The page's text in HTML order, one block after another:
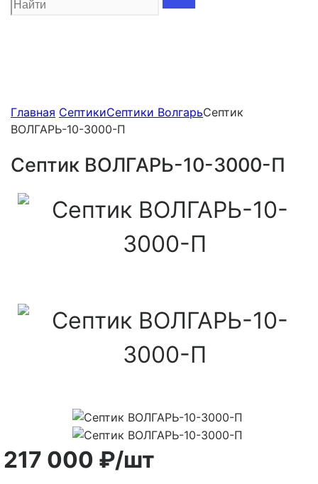
Главная СептикиСептики ВолгарьСептик
ВОЛГАРЬ-10-3000-П
Септик ВОЛГАРЬ-10-3000-П
217 000 ₽/шт